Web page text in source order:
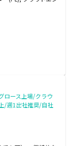
ロース上場/クラウ
/週1出社推奨/自社